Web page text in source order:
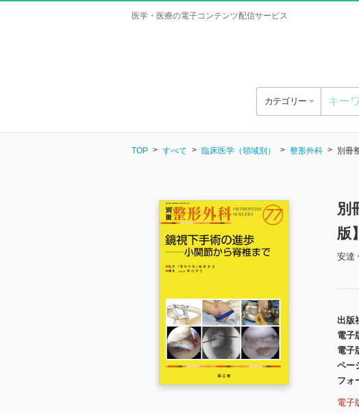
医学・医療の電子コンテンツ配信サービス
カテゴリー
TOP すべて 臨床医学（領域別） 整形外科 別冊
別
版】
安達
出版
電子
電子
ペー
フォ
電子